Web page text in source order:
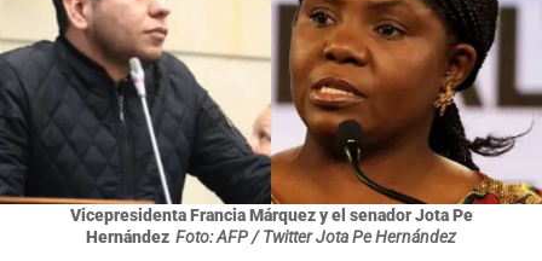
Vicepresidenta Francia Márquez y el senador Jota Pe
Hernández Foto: AFP / Twitter Jota Pe Hernández